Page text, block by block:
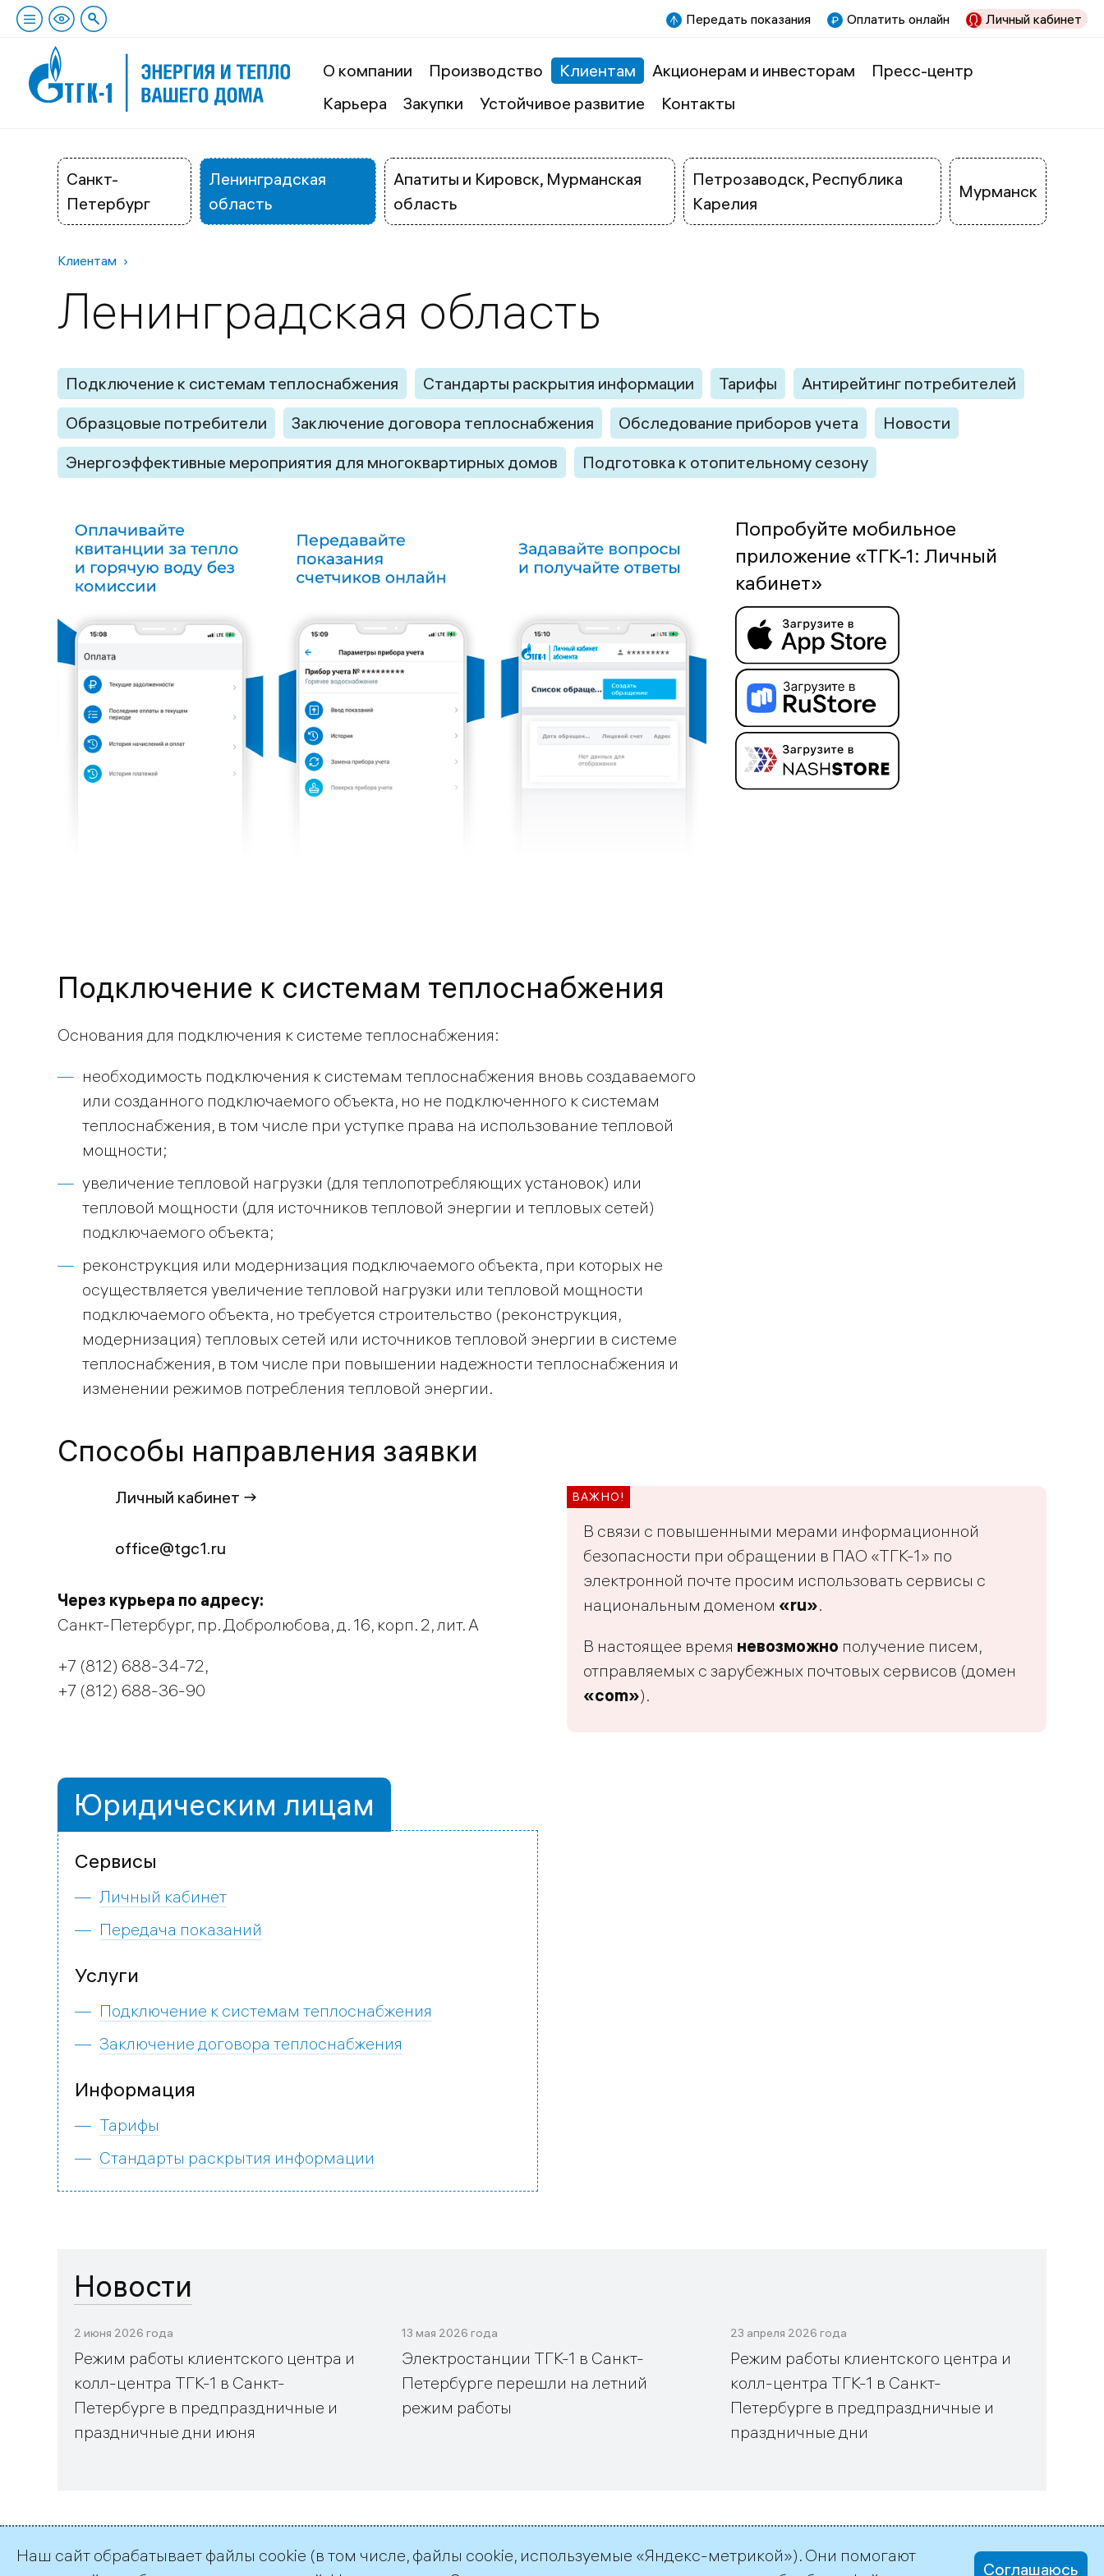
Передать показания Оплатить онлайн Личный кабинет
О компании Производство Клиентам Акционерам и инвесторам
Пресс-центр
Карьера
Закупки Устойчивое развитие Контакты
Санкт-
Петербург
Ленинградская
область
Апатиты и Кировск, Мурманская
область
Петрозаводск, Республика
Карелия
Мурманск
Клиентам
Ленинградская область
Подключение к системам теплоснабжения Стандарты раскрытия информации Тарифы
Антирейтинг потребителей
Образцовые потребители
Заключение договора теплоснабжения Обследование приборов учета
Новости
Энергоэффективные мероприятия для многоквартирных домов
Подготовка к отопительному сезону
Попробуйте мобильное
приложение «ТГК-1: Личный
кабинет»
Подключение к системам теплоснабжения
Основания для подключения к системе теплоснабжения:
необходимость подключения к системам теплоснабжения вновь создаваемого
или созданного подключаемого объекта, но не подключенного к системам
теплоснабжения, в том числе при уступке права на использование тепловой
мощности;
увеличение тепловой нагрузки (для теплопотребляющих установок) или
тепловой мощности (для источников тепловой энергии и тепловых сетей)
подключаемого объекта;
реконструкция или модернизация подключаемого объекта, при которых не
осуществляется увеличение тепловой нагрузки или тепловой мощности
подключаемого объекта, но требуется строительство (реконструкция,
модернизация) тепловых сетей или источников тепловой энергии в системе
теплоснабжения, в том числе при повышении надежности теплоснабжения и
изменении режимов потребления тепловой энергии.
Способы направления заявки
Личный кабинет →
office@tgc1.ru
Через курьера по адресу:
Санкт-Петербург, пр. Добролюбова, д. 16, корп. 2, лит. А
+7 (812) 688-34-72,
+7 (812) 688-36-90
В связи с повышенными мерами информационной
безопасности при обращении в ПАО «ТГК-1» по
электронной почте просим использовать сервисы с
национальным доменом «ru».
В настоящее время невозможно получение писем,
отправляемых с зарубежных почтовых сервисов (домен
«com»).
Юридическим лицам
Сервисы
Личный кабинет
Передача показаний
Услуги
Подключение к системам теплоснабжения
Заключение договора теплоснабжения
Информация
Тарифы
Стандарты раскрытия информации
Новости
2 июня 2026 года
Режим работы клиентского центра и
колл-центра ТГК-1 в Санкт-
Петербурге в предпраздничные и
праздничные дни июня
13 мая 2026 года
Электростанции ТГК-1 в Санкт-
Петербурге перешли на летний
режим работы
23 апреля 2026 года
Режим работы клиентского центра и
колл-центра ТГК-1 в Санкт-
Петербурге в предпраздничные и
праздничные дни
Наш сайт обрабатывает файлы cookie (в том числе, файлы cookie, используемые «Яндекс-метрикой»). Они помогают
Соглашаюсь